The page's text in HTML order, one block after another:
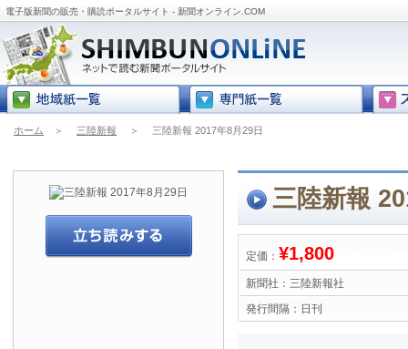
電子版新聞の販売・購読ポータルサイト - 新聞オンライン.COM
ホーム ＞ 三陸新報 ＞ 三陸新報 2017年8月29日
三陸新報
定価： ¥1,800
新聞社： 三陸新報社
発行間隔： 日刊